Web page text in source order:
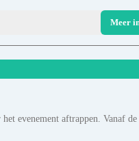
Meer
evenement aftrappen. Vanaf de